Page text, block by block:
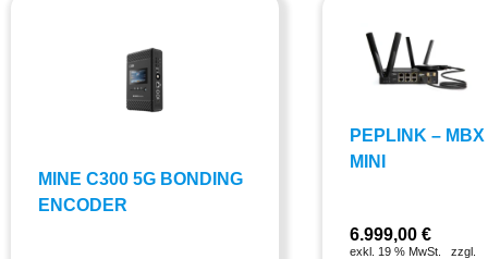
MINE C300 5G BONDING
ENCODER
PEPLINK – MBX
MINI
6.999,00 €
exkl. 19 % MwSt.
zzgl.